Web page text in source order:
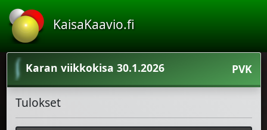
KaisaKaavio.fi
Karan viikkokisa 30.1.2026 PVK
Tulokset